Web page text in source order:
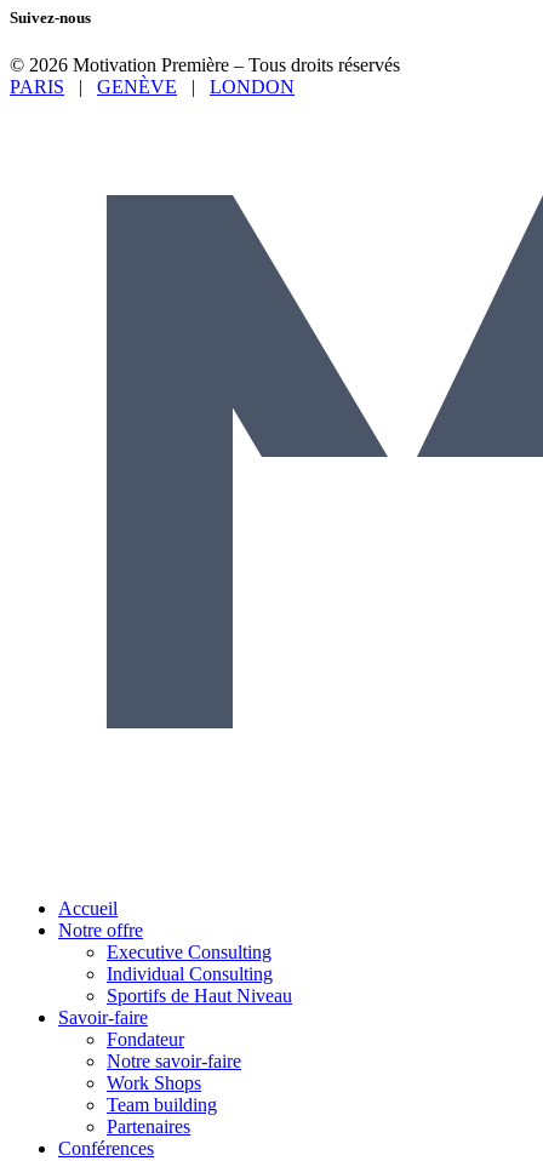
Suivez-nous
© 2026 Motivation Première – Tous droits réservés
PARIS | GENÈVE | LONDON
Accueil
Notre offre
Executive Consulting
Individual Consulting
Sportifs de Haut Niveau
Savoir-faire
Fondateur
Notre savoir-faire
Work Shops
Team building
Partenaires
Conférences